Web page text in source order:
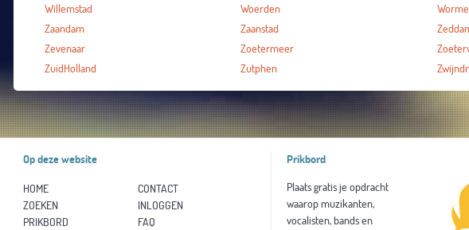
Willemstad
Woerden
Zaandam
Zaanstad
Zevenaar
Zoetermeer
ZuidHolland
Zutphen
Op deze website
HOME
CONTACT
ZOEKEN
INLOGGEN
PRIKBORD
FAQ
Prikbord
Plaats gratis je opdracht
waarop muzikanten,
vocalisten, bands en